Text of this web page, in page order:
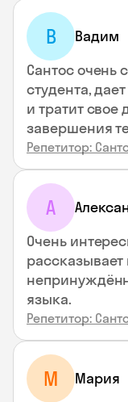
В Вадим
Сантос очень
студента,
и тратит свое
завершения
Репетитор:
А
Очень
рассказывает
языка.
Репетитор:
М Мария